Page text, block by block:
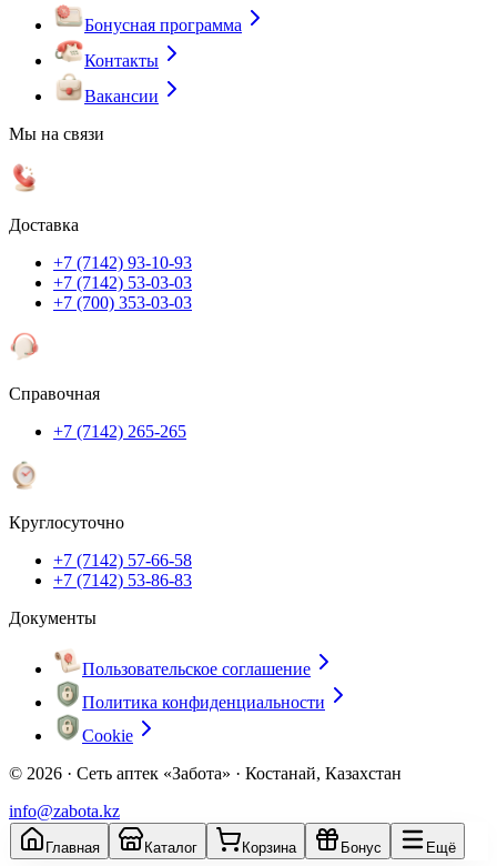
Бонусная программа
Контакты
Вакансии
Мы на связи
Доставка
+7 (7142) 93-10-93
+7 (7142) 53-03-03
+7 (700) 353-03-03
Справочная
+7 (7142) 265-265
Круглосуточно
+7 (7142) 57-66-58
+7 (7142) 53-86-83
Документы
Пользовательское соглашение
Политика конфиденциальности
Cookie
© 2026 · Сеть аптек «Забота» · Костанай, Казахстан
info@zabota.kz
Главная Каталог Корзина Бонус Ещё